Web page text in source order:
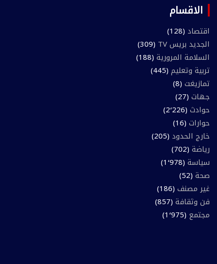
الاقسام
اقتصاد (128)
الجديد بريس TV
(309)
السلامة المرورية (188)
تربية وتعليم (445)
تمازيغت (8)
جهات (27)
حوادث (2٬226)
حوارات (16)
خارج الحدود (205)
رياضة (702)
سياسة (1٬978)
صحة (52)
غير مصنف (186)
فن وثقافة (857)
مجتمع (1٬975)